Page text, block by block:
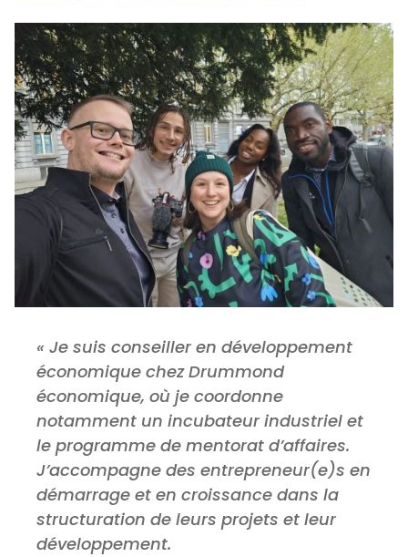
« Je suis conseiller en développement
économique chez Drummond
économique, où je coordonne
notamment un incubateur industriel et
le programme de mentorat d’affaires.
J’accompagne des entrepreneur(e)s en
démarrage et en croissance dans la
structuration de leurs projets et leur
développement.